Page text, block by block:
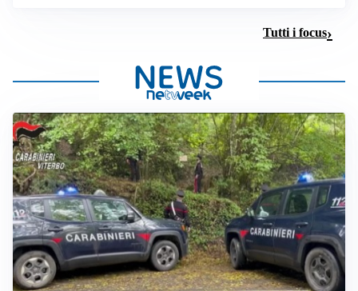
Tutti i focus